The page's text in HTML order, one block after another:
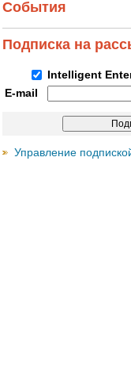
События
Подписка на
Intelligent
E-mail
Управление